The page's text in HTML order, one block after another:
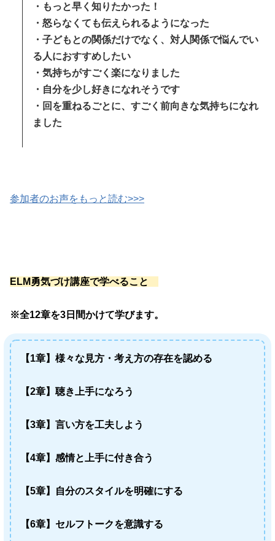
・もっと早く知りたかった！
・怒らなくても伝えられるようになった
・子どもとの関係だけでなく、対人関係で悩んでい
る人におすすめしたい
・気持ちがすごく楽になりました
・自分を少し好きになれそうです
・回を重ねるごとに、すごく前向きな気持ちになれ
ました
参加者のお声をもっと読む>>>
ELM勇気づけ講座で学べること
※全12章を3日間かけて学びます。
【1章】様々な見方・考え方の存在を認める
【2章】聴き上手になろう
【3章】言い方を工夫しよう
【4章】感情と上手に付き合う
【5章】自分のスタイルを明確にする
【6章】セルフトークを意識する